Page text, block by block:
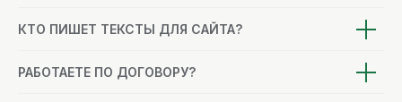
КТО ПИШЕТ ТЕКСТЫ ДЛЯ САЙТА?
РАБОТАЕТЕ ПО ДОГОВОРУ?